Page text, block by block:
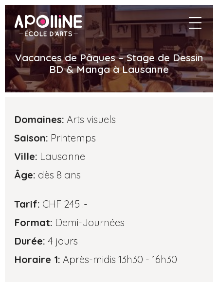
Aller
contenu
principal
Vacances de Pâques – Stage de Dessin
BD & Manga à Lausanne
Informations
principales
Domaines: Arts visuels
Saison: Printemps
Ville: Lausanne
Âge: dès 8 ans
Tarif: CHF 245 .-
Format: Demi-Journées
Durée: 4 jours
Horaire 1: Après-midis 13h30 - 16h30